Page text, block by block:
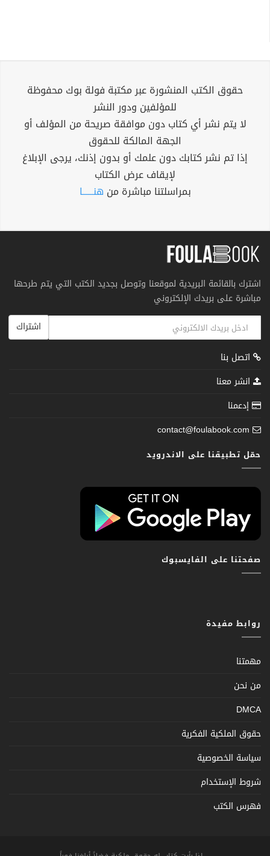
حقوق الكتب المنشورة عبر مكتبة فولة بوك محفوظة
للمؤلفين ودور النشر
لا يتم نشر أي كتاب دون موافقة صريحة من المؤلف أو
الجهة المالكة للحقوق
إذا تم نشر كتابك دون علمك أو بدون إذنك، يرجى الإبلاغ
لإيقاف عرض الكتاب
بمراسلتنا مباشرة من هنــــــا
اشترك بالقائمة البريدية لموقعنا وتوصل بجديد الكتب التي يتم طرحها
مباشرة على بريدك الإلكتروني
اشتراك
اتصل بنا
انشر معنا
إدعمنا
contact@foulabook.com
حمّل تطبيقنا على الاندرويد
صفحتنا على الفايسبوك
روابط مفيدة
مهمتنا
من نحن
DMCA
حقوق الملكية الفكرية
سياسة الخصوصية
شروط الإستخدام
فهرس الكتب